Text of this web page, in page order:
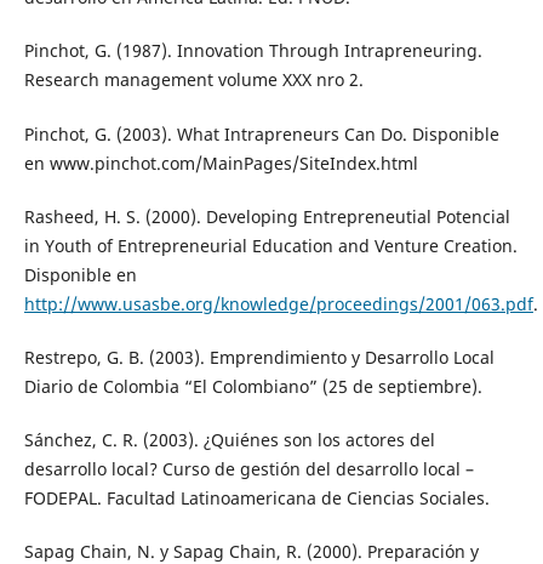
Pinchot, G. (1987). Innovation Through Intrapreneuring.
Research management volume XXX nro 2.
Pinchot, G. (2003). What Intrapreneurs Can Do. Disponible
en www.pinchot.com/MainPages/SiteIndex.html
Rasheed, H. S. (2000). Developing Entrepreneutial Potencial
in Youth of Entrepreneurial Education and Venture Creation.
Disponible en
http://www.usasbe.org/knowledge/proceedings/2001/063.pdf.
Restrepo, G. B. (2003). Emprendimiento y Desarrollo Local
Diario de Colombia “El Colombiano” (25 de septiembre).
Sánchez, C. R. (2003). ¿Quiénes son los actores del
desarrollo local? Curso de gestión del desarrollo local –
FODEPAL. Facultad Latinoamericana de Ciencias Sociales.
Sapag Chain, N. y Sapag Chain, R. (2000). Preparación y